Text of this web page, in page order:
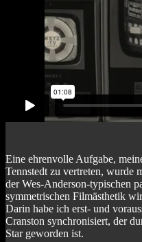
Eine ehrenvolle Aufgabe,
Tennstedt zu vertreten, wurde
der Wes-Anderson-typischen
symmetrischen Filmästhetik
Darin habe ich erst- und
Cranston synchronisiert, der
Star geworden ist.